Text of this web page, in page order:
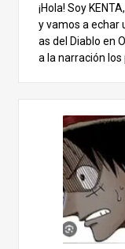
¡Hola! Soy
y vamos a echar
as del Diablo en
a la narración los
rtar de la fruta
blo es una fase
y controla
suario alcanza
s y en su
ntecedentes La
r en el capítulo
gra se refiere al